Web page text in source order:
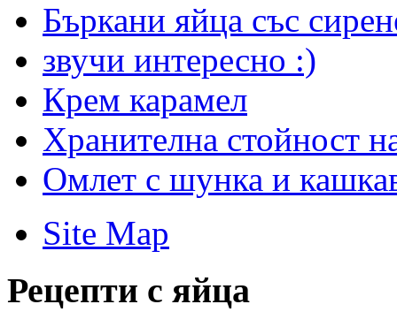
Бъркани яйца със
звучи интересно :)
Крем карамел
Хранителна стойност
Омлет с шунка и
Site Map
Рецепти с яйца